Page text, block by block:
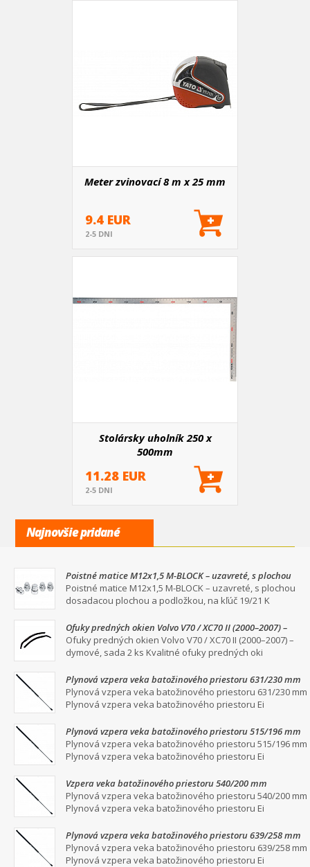
Meter zvinovací 8 m x 25 mm
9.4 EUR
2-5 DNI
Stolársky uholník 250 x
500mm
11.28 EUR
2-5 DNI
Najnovšie pridané
Poistné matice M12x1,5 M-BLOCK – uzavreté, s plochou
dosadacou plochou a podložkou, na kľúč 19/21
Poistné matice M12x1,5 M-BLOCK – uzavreté, s plochou
dosadacou plochou a podložkou, na kľúč 19/21 K
Ofuky predných okien Volvo V70 / XC70 II (2000–2007) –
dymové, sada 2 ks
Ofuky predných okien Volvo V70 / XC70 II (2000–2007) –
dymové, sada 2 ks Kvalitné ofuky predných oki
Plynová vzpera veka batožinového priestoru 631/230 mm
Plynová vzpera veka batožinového priestoru 631/230 mm
Plynová vzpera veka batožinového priestoru Ei
Plynová vzpera veka batožinového priestoru 515/196 mm
Plynová vzpera veka batožinového priestoru 515/196 mm
Plynová vzpera veka batožinového priestoru Ei
Vzpera veka batožinového priestoru 540/200 mm
Plynová vzpera veka batožinového priestoru 540/200 mm
Plynová vzpera veka batožinového priestoru Ei
Plynová vzpera veka batožinového priestoru 639/258 mm
Plynová vzpera veka batožinového priestoru 639/258 mm
Plynová vzpera veka batožinového priestoru Ei